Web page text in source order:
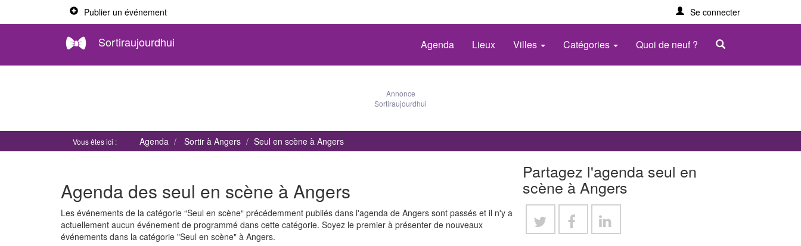
Publier un événement Se connecter
Sortiraujourdhui Agenda Lieux Villes Catégories Quoi de neuf ?
Annonce
Sortiraujourdhui
Vous êtes ici : Agenda Sortir à Angers Seul en scène à Angers
Agenda des seul en scène à Angers
Les événements de la catégorie “Seul en scène“ précédemment publiés dans l'agenda de Angers sont passés et il n'y a
actuellement aucun événement de programmé dans cette catégorie. Soyez le premier à présenter de nouveaux
événements dans la catégorie "Seul en scène" à Angers.
Partagez l'agenda seul en
scène à Angers